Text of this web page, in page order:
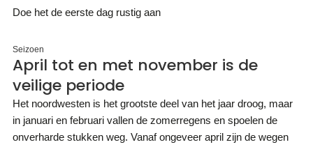
Doe het de eerste dag rustig aan
Seizoen
April tot en met november is de
veilige periode
Het noordwesten is het grootste deel van het jaar droog, maar
in januari en februari vallen de zomerregens en spoelen de
onverharde stukken weg. Vanaf ongeveer april zijn de wegen